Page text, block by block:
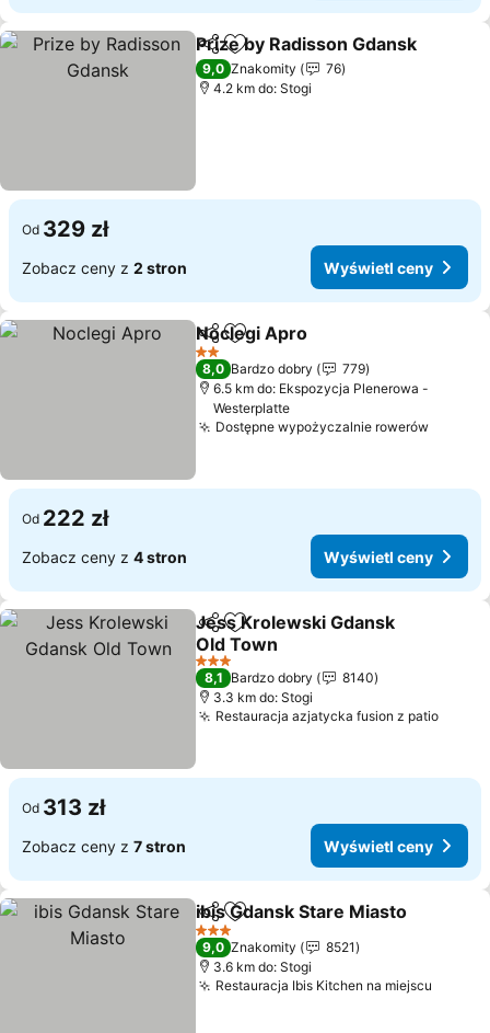
Udostępnij
Dodaj do ulubionych
Prize by Radisson Gdansk
9,0 Znakomity
76
4.2 km do: Stogi
Od 329 zł
Zobacz ceny z 2 stron Wyświetl ceny
Udostępnij
Dodaj do ulubionych
Noclegi Apro
2 Kategoria
8,0 Bardzo dobry
779
6.5 km do: Ekspozycja Plenerowa -
Westerplatte
Dostępne wypożyczalnie rowerów
Od 222 zł
Zobacz ceny z 4 stron Wyświetl ceny
Udostępnij
Dodaj do ulubionych
Jess Krolewski Gdansk
Old Town
Wyświetl ceny
3 Kategoria
8,1 Bardzo dobry
8140
3.3 km do: Stogi
Restauracja azjatycka fusion z patio
Od 313 zł
Zobacz ceny z 7 stron Wyświetl ceny
Udostępnij
Dodaj do ulubionych
ibis Gdansk Stare Miasto
3 Kategoria
9,0 Znakomity
8521
3.6 km do: Stogi
Restauracja Ibis Kitchen na miejscu